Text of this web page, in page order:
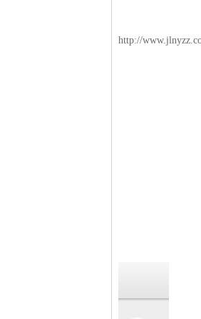
http://